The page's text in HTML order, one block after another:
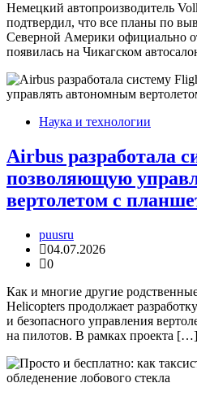
Немецкий автопроизводитель
подтвердил, что все планы по
Северной Америки официально
появилась на Чикагском
Наука и технологии
Airbus разработала
позволяющую
вертолетом с
puusru
04.07.2026
0
Как и многие другие
Helicopters продолжает
и безопасного управления
на пилотов. В рамках проекта […]